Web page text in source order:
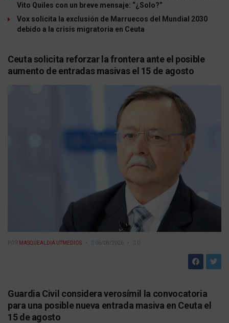
Vito Quiles con un breve mensaje: “¿Solo?”
Vox solicita la exclusión de Marruecos del Mundial 2030
debido a la crisis migratoria en Ceuta
Ceuta solicita reforzar la frontera ante el posible
aumento de entradas masivas el 15 de agosto
POR MASQUEALDIA UTMEDIOS 06/08/2026 0
Guardia Civil considera verosímil la convocatoria
para una posible nueva entrada masiva en Ceuta el
15 de agosto